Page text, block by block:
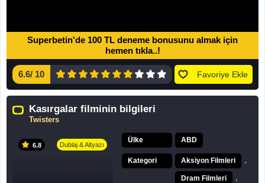
Superbetin'de 100 TL deneme bonusunu almak için
hemen tıkla..!
6.6/ 10 Favoriye Ekle
Kasırgalar filminin bilgileri
Twisters
6.8 Dublaj & Altyazı
Ülke ABD
Kategori Aksiyon Filmleri
Dram Filmleri